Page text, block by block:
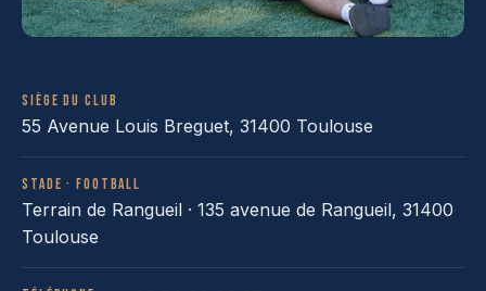
Siège du club
55 Avenue Louis Breguet, 31400 Toulouse
Stade · football
Terrain de Rangueil · 135 avenue de Rangueil, 31400
Toulouse